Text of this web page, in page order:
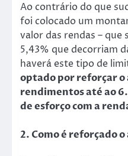
Ao contrário do que
foi colocado um
valor das rendas – que
5,43% que decorriam
haverá este tipo de
optado por reforçar o
rendimentos até ao
de esforço com a
2. Como é reforçado o